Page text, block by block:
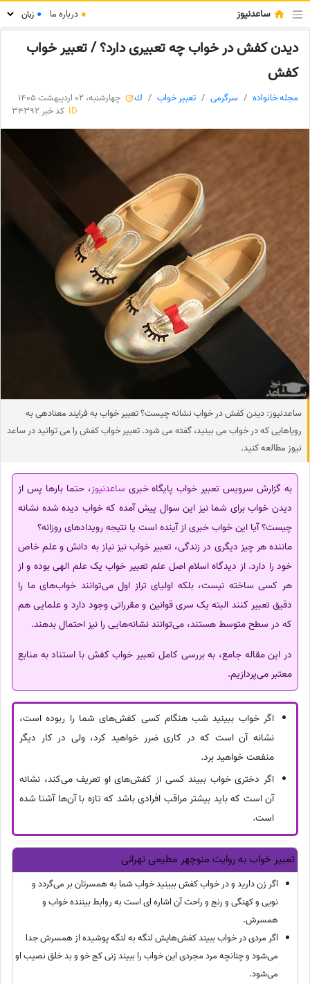
ساعدنیوز ● درباره ما ●
دیدن کفش در خواب چه تعبیری دارد؟ / تعبیر خواب
کفش
مجله خانواده سرگرمی تعبیر خواب ك
چهارشنبه، 02 اردیبهشت 1405
ID کد خبر 34392
ساعدنیوز: دیدن کفش در خواب نشانه چیست؟ تعبیر خواب به فرایند معنادهی به
رویاهایی که در خواب می بینید، گفته می‌ شود. تعبیر خواب کفش را می توانید در ساعد
نیوز مطالعه کنید.
به گزارش سرویس تعبیر خواب پایگاه خبری ساعدنیوز، حتما بارها پس از
دیدن خواب برای شما نیز این سوال پیش آمده که خواب دیده شده نشانه
چیست؟ آیا این خواب خبری از آینده است یا نتیجه رویدادهای روزانه؟
ماننده هر چیز دیگری در زندگی، تعبیر خواب نیز نیاز به دانش و علم خاص
خود را دارد. از دیدگاه اسلام اصل علم تعبیر خواب یک علم الهی بوده و از
هر کسی ساخته نیست، بلکه اولیای تراز اول می‌توانند خواب‌های ما را
دقیق تعبیر کنند البته یک سری قوانین و مقرراتی وجود دارد و علمایی هم
که در سطح متوسط هستند، می‌توانند نشانه‌هایی را نیز احتمال بدهند.
در این مقاله جامع، به بررسی کامل تعبیر خواب کفش با استناد به منابع
معتبر می‌پردازیم.
اگر خواب ببینید شب هنگام کسی کفش‌های شما را ربوده است،
نشانه آن است که در کاری ضرر خواهید کرد، ولی در کار دیگر
منفعت خواهید برد.
اگر دختری خواب ببیند کسی از کفش‌های او تعریف می‌کند، نشانه
آن است که باید بیشتر مراقب افرادی باشد که تازه با آن‌ها آشنا شده
است.
تعبیر خواب به روایت منوچهر مطیعی تهرانی
اگر زن دارید و در خواب کفش ببینید خواب شما به همسرتان بر می‌گردد و
نویی و کهنگی و رنج و راحت آن اشاره ای است به روابط بیننده خواب و
همسرش.
اگر مردی در خواب ببیند کفش‌هایش لنگه به لنگه پوشیده از همسرش جدا
می‌شود و چنانچه مرد مجردی این خواب را ببیند زنی کج خو و بد خلق نصیب او
می‌شود.